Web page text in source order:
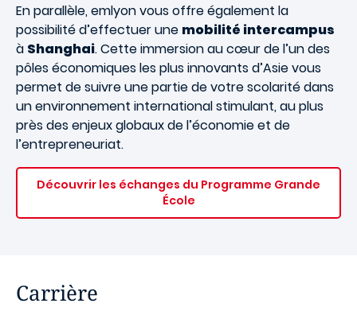
En parallèle, emlyon vous offre également la
possibilité d’effectuer une mobilité intercampus
à Shanghai. Cette immersion au cœur de l’un des
pôles économiques les plus innovants d’Asie vous
permet de suivre une partie de votre scolarité dans
un environnement international stimulant, au plus
près des enjeux globaux de l’économie et de
l’entrepreneuriat.
Découvrir les échanges du Programme Grande
École
Carrière